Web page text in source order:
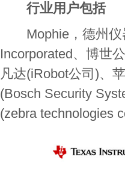
行业用户包括
Mophie，德州仪
Incorporated、博
凡达(iRobot公司)、
(Bosch Security
(zebra technologies